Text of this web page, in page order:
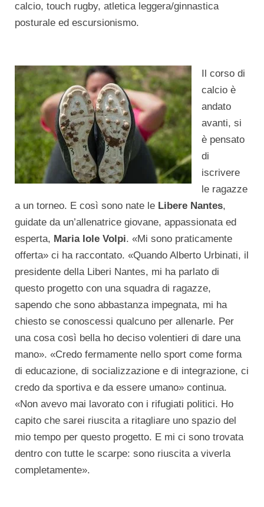
calcio, touch rugby, atletica leggera/ginnastica
posturale ed escursionismo.
Il corso di
calcio è
andato
avanti, si
è pensato
di
iscrivere
le ragazze
a un torneo. E così sono nate le Libere Nantes,
guidate da un’allenatrice giovane, appassionata ed
esperta, Maria Iole Volpi. «Mi sono praticamente
offerta» ci ha raccontato. «Quando Alberto Urbinati, il
presidente della Liberi Nantes, mi ha parlato di
questo progetto con una squadra di ragazze,
sapendo che sono abbastanza impegnata, mi ha
chiesto se conoscessi qualcuno per allenarle. Per
una cosa così bella ho deciso volentieri di dare una
mano». «Credo fermamente nello sport come forma
di educazione, di socializzazione e di integrazione, ci
credo da sportiva e da essere umano» continua.
«Non avevo mai lavorato con i rifugiati politici. Ho
capito che sarei riuscita a ritagliare uno spazio del
mio tempo per questo progetto. E mi ci sono trovata
dentro con tutte le scarpe: sono riuscita a viverla
completamente».